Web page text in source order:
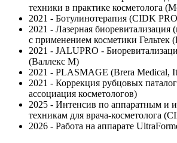
техники в практике косметолога
2021 - Ботулинотерапия (CIDK
2021 - Лазерная биоревитализация
с применением косметики Гельтек
2021 - JALUPRO -
(Валлекс М)
2021 - PLASMAGE (Brera Medical,
2021 - Коррекция рубцовых
ассоциация косметологов)
2025 - Интенсив по аппаратным и
техникам для врача-косметолога
2026 - Работа на аппарате